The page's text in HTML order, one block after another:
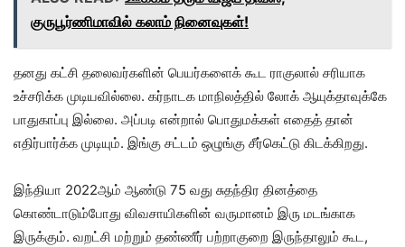
குருபூர்ணிமாவில் கலாம் நினைவுகள்!
தனது கட்சி தலைவர்களின் பெயர்களைக் கூட ராகுலால் சரியாக
உச்சரிக்க முடியவில்லை. கர்நாடக மாநிலத்தில் லோக் ஆயுக்தாவுக்கே
பாதுகாப்பு இல்லை. அப்படி என்றால் பொதுமக்கள் எதைத் தான்
எதிர்பார்க்க முடியும். இங்கு சட்டம் ஒழுங்கு சீர்கெட்டு கிடக்கிறது.
இந்தியா 2022ஆம் ஆண்டு 75 வது சுதந்திர தினத்தை
கொண்டாடும்போது விவசாயிகளின் வருமானம் இரு மடங்காக
இருக்கும். வறட்சி மற்றும் தண்ணீர் பற்றாகுறை இருந்தாலும் கூட,